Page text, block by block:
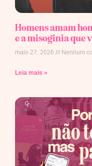
Homens amam
e a misoginia que
maio 27, 2026 Nenhum
Leia mais »